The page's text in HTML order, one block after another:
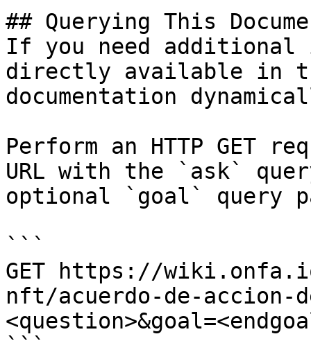
## Querying This
If you need
directly available in
documentation
Perform an HTTP GET
URL with the `ask`
optional `goal` query
```
GET https://
nft/acuerdo-de-accion-
```